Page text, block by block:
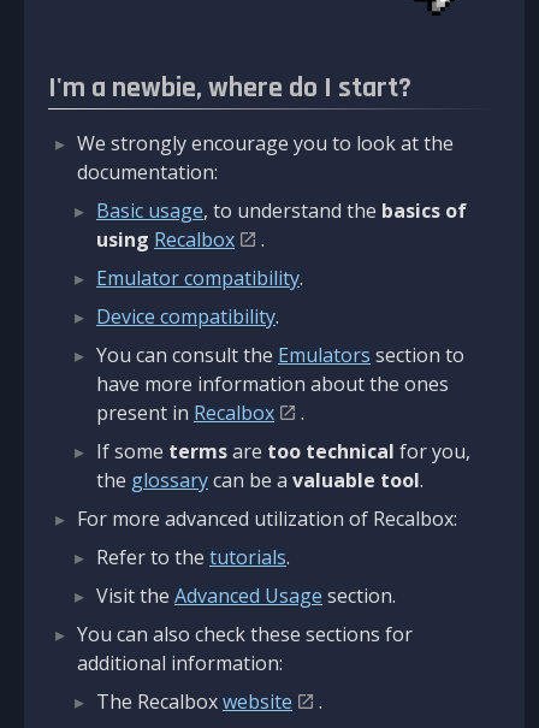
I'm a newbie, where do I start?
We strongly encourage you to look at the
documentation:
Basic usage, to understand the basics of
using Recalbox
.
Emulator compatibility.
Device compatibility.
You can consult the Emulators section to
have more information about the ones
present in Recalbox
.
If some termsare too technical for you,
the glossarycan be a valuable tool.
For more advanced utilization of Recalbox:
Refer to the tutorials.
Visit the Advanced Usage section.
You can also check these sections for
additional information:
The Recalboxwebsite
.